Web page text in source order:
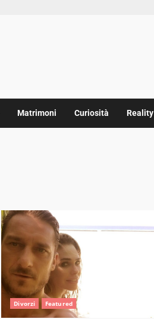
Matrimoni Curiosità Reality
Divorzi Featured